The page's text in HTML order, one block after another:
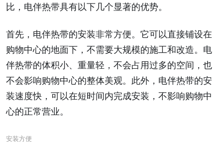
比，电伴热带具有以下几个显著的优势。
首先，电伴热带的安装非常方便。它可以直接铺设在
购物中心的地面下，不需要大规模的施工和改造。电
伴热带的体积小、重量轻，不会占用过多的空间，也
不会影响购物中心的整体美观。此外，电伴热带的安
装速度快，可以在短时间内完成安装，不影响购物中
心的正常营业。
安装方便